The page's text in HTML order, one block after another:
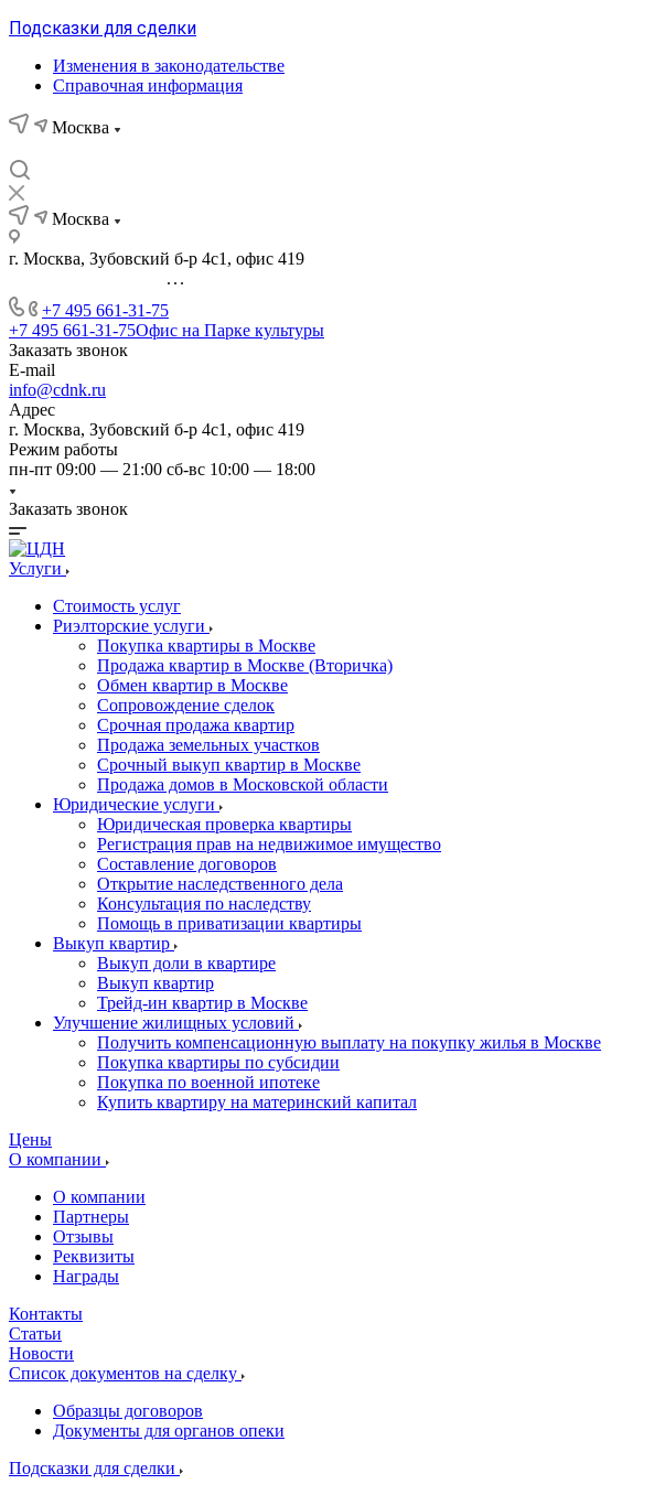
Подсказки для сделки
Изменения в законодательстве
Справочная информация
Москва
Москва
г. Москва, Зубовский б-р 4с1, офис 419
...
+7 495 661-31-75
+7 495 661-31-75Офис на Парке культуры
Заказать звонок
E-mail
info@cdnk.ru
Адрес
г. Москва, Зубовский б-р 4с1, офис 419
Режим работы
пн-пт 09:00 — 21:00 сб-вс 10:00 — 18:00
Заказать звонок
Услуги
Стоимость услуг
Риэлторские услуги
Покупка квартиры в Москве
Продажа квартир в Москве (Вторичка)
Обмен квартир в Москве
Сопровождение сделок
Срочная продажа квартир
Продажа земельных участков
Срочный выкуп квартир в Москве
Продажа домов в Московской области
Юридические услуги
Юридическая проверка квартиры
Регистрация прав на недвижимое имущество
Составление договоров
Открытие наследственного дела
Консультация по наследству
Помощь в приватизации квартиры
Выкуп квартир
Выкуп доли в квартире
Выкуп квартир
Трейд-ин квартир в Москве
Улучшение жилищных условий
Получить компенсационную выплату на покупку жилья в Москве
Покупка квартиры по субсидии
Покупка по военной ипотеке
Купить квартиру на материнский капитал
Цены
О компании
О компании
Партнеры
Отзывы
Реквизиты
Награды
Контакты
Статьи
Новости
Список документов на сделку
Образцы договоров
Документы для органов опеки
Подсказки для сделки